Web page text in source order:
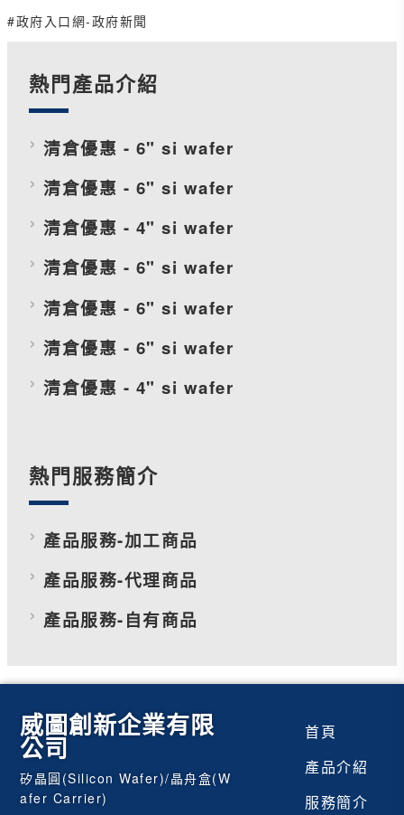
#政府入口網-政府新聞
熱門產品介紹
清倉優惠 - 6" si wafer
清倉優惠 - 6" si wafer
清倉優惠 - 4" si wafer
清倉優惠 - 6" si wafer
清倉優惠 - 6" si wafer
清倉優惠 - 6" si wafer
清倉優惠 - 4" si wafer
熱門服務簡介
產品服務-加工商品
產品服務-代理商品
產品服務-自有商品
威圖創新企業有限
公司
矽晶圓(Silicon Wafer)/晶舟盒(W
afer Carrier)
首頁
產品介紹
服務簡介